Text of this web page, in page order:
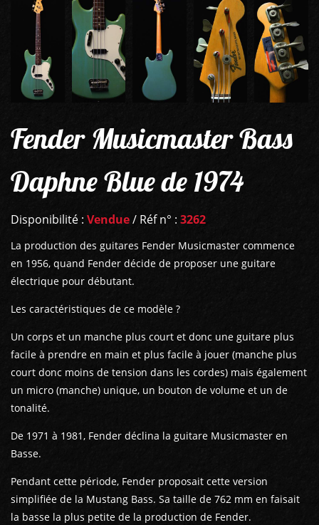
Fender Musicmaster Bass
Daphne Blue de 1974
Disponibilité : Vendue/ Réf n° : 3262
La production des guitares Fender Musicmaster commence
en 1956, quand Fender décide de proposer une guitare
électrique pour débutant.
Les caractéristiques de ce modèle ?
Un corps et un manche plus court et donc une guitare plus
facile à prendre en main et plus facile à jouer (manche plus
court donc moins de tension dans les cordes) mais également
un micro (manche) unique, un bouton de volume et un de
tonalité.
De 1971 à 1981, Fender déclina la guitare Musicmaster en
Basse.
Pendant cette période, Fender proposait cette version
simplifiée de la Mustang Bass. Sa taille de 762 mm en faisait
la basse la plus petite de la production de Fender.